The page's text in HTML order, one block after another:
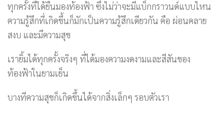
ทุกครั้งที่ได้ยืนมองท้องฟ้า ซึ่งไม่ว่าจะมีแบ็กกราวนด์แบบไหน
ความรู้สึกที่เกิดขึ้นก็มักเป็นความรู้สึกเดียวกัน คือ ผ่อนคลาย
สงบ และมีความสุข
เรายิ้มได้ทุกครั้งจริงๆ ที่ได้มองความงดงามและสีสันของ
ท้องฟ้าในยามเย็น
บางทีความสุขก็เกิดขึ้นได้จากสิ่งเล็กๆ รอบตัวเรา